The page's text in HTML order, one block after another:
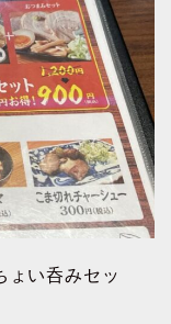
ょい呑みセッ